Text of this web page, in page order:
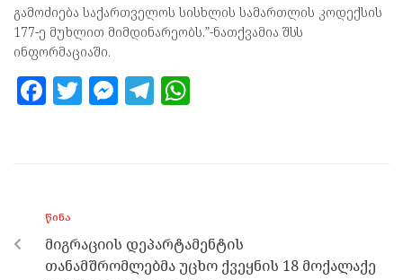
გამოძიება საქართველოს სისხლის სამართლის კოდექსის
177-ე მუხლით მიმდინარეობს.”-ნათქვამია შსს
ინფორმაციაში.
F
o
o
k
T M
er
T
m p
p
ᲬᲘᲜᲐ
მიგრაციის დეპარტამენტის
თანამშრომლებმა უცხო ქვეყნის 18 მოქალაქე